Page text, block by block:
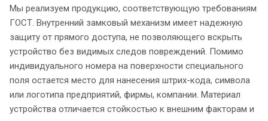
Мы реализуем продукцию, соответствующую требованиям
ГОСТ. Внутренний замковый механизм имеет надежную
защиту от прямого доступа, не позволяющего вскрыть
устройство без видимых следов повреждений. Помимо
индивидуального номера на поверхности специального
поля остается место для нанесения штрих-кода, символа
или логотипа предприятий, фирмы, компании. Материал
устройства отличается стойкостью к внешним факторам и